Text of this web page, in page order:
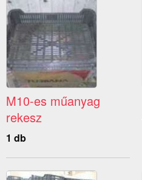
M10-es műanyag
rekesz
1 db